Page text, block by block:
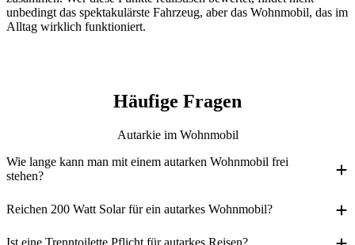
unbedingt das spektakulärste Fahrzeug, aber das Wohnmobil, das im
Alltag wirklich funktioniert.
Häufige Fragen
Autarkie im Wohnmobil
Wie lange kann man mit einem autarken Wohnmobil frei
stehen?
Das hängt vor allem von Stromverbrauch, Batteriekapazität,
Reichen 200 Watt Solar für ein autarkes Wohnmobil?
Für sparsame Sommerreisen können 200 Watt Solar ausreichend